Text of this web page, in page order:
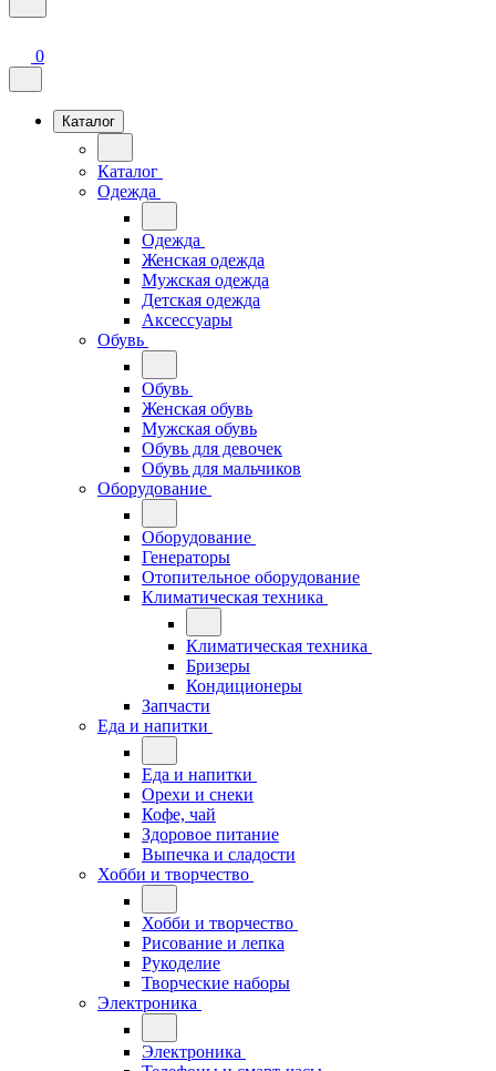
0
Каталог
Каталог
Одежда
Одежда
Женская одежда
Мужская одежда
Детская одежда
Аксессуары
Обувь
Обувь
Женская обувь
Мужская обувь
Обувь для девочек
Обувь для мальчиков
Оборудование
Оборудование
Генераторы
Отопительное оборудование
Климатическая техника
Климатическая техника
Бризеры
Кондиционеры
Запчасти
Еда и напитки
Еда и напитки
Орехи и снеки
Кофе, чай
Здоровое питание
Выпечка и сладости
Хобби и творчество
Хобби и творчество
Рисование и лепка
Рукоделие
Творческие наборы
Электроника
Электроника